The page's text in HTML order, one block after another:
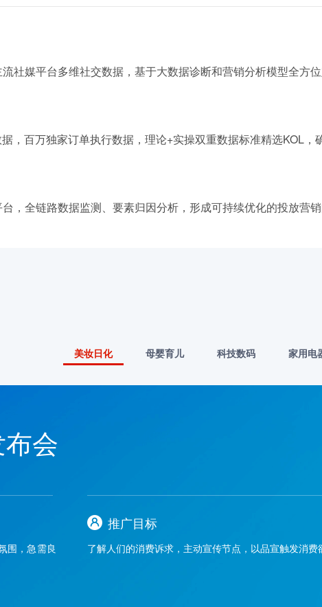
社媒平台多维社交数据，基于大数据诊断和营销分析模型全方
，百万独家订单执行数据，理论+实操双重数据标准精选KOL，
，全链路数据监测、要素归因分析，形成可持续优化的投放营
美妆日化 母婴育儿 科技数码 家用电
会
围，急需良
推广目标
了解人们的消费诉求，主动宣传节点，以品宣触发消费